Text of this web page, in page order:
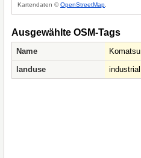
Kartendaten ©OpenStreetMap
Ausgewählte OSM-Tags
Name
Komatsu
landuse
industrial